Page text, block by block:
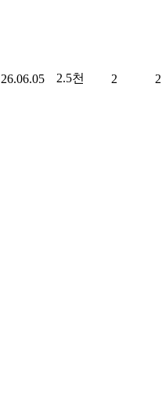
26.06.05 2.5천 2 2